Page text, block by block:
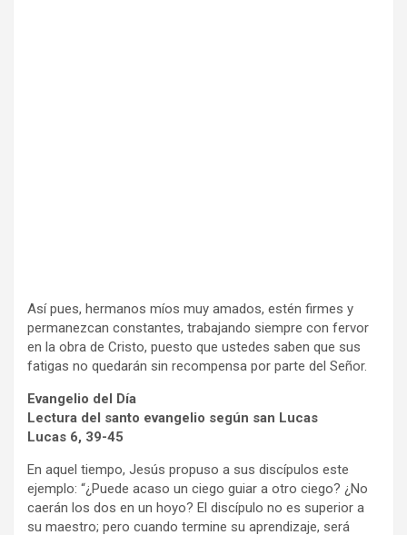
Así pues, hermanos míos muy amados, estén firmes y
permanezcan constantes, trabajando siempre con fervor
en la obra de Cristo, puesto que ustedes saben que sus
fatigas no quedarán sin recompensa por parte del Señor.
Evangelio del Día
Lectura del santo evangelio según san Lucas
Lucas 6, 39-45
En aquel tiempo, Jesús propuso a sus discípulos este
ejemplo: “¿Puede acaso un ciego guiar a otro ciego? ¿No
caerán los dos en un hoyo? El discípulo no es superior a
su maestro; pero cuando termine su aprendizaje, será